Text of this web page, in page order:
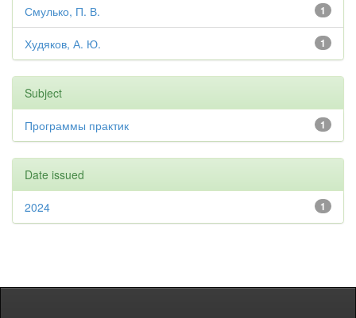
1
Смулько, П. В.
1
Худяков, А. Ю.
Subject
1
Программы практик
Date issued
1
2024